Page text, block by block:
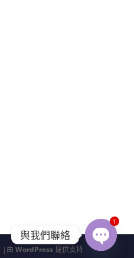
|由WordPress提供支持
與我們聯絡
1